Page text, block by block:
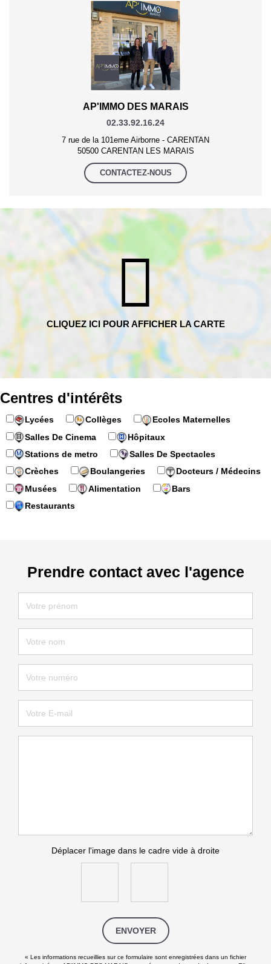
AP'IMMO DES MARAIS
02.33.92.16.24
7 rue de la 101eme Airborne - CARENTAN
50500 CARENTAN LES MARAIS
CONTACTEZ-NOUS
Centres d'intérêts
Lycées Collèges
Ecoles Maternelles
Salles De Cinema
Hôpitaux
Stations de metro
Salles De Spectacles
Crèches
Boulangeries
Docteurs / Médecins
Musées
Alimentation
Bars
Restaurants
Prendre contact avec l'agence
Déplacer l'image dans le cadre vide à droite
ENVOYER
« Les informations recueillies sur ce formulaire sont enregistrées dans un fichier